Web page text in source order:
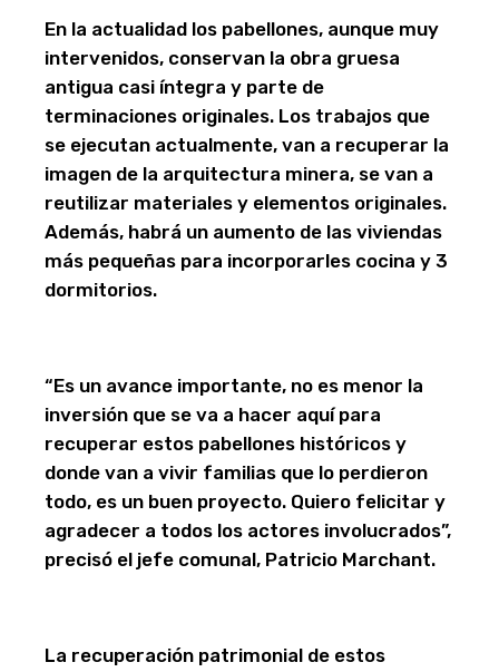
En la actualidad los pabellones, aunque muy
intervenidos, conservan la obra gruesa
antigua casi íntegra y parte de
terminaciones originales. Los trabajos que
se ejecutan actualmente, van a recuperar la
imagen de la arquitectura minera, se van a
reutilizar materiales y elementos originales.
Además, habrá un aumento de las viviendas
más pequeñas para incorporarles cocina y 3
dormitorios.
“Es un avance importante, no es menor la
inversión que se va a hacer aquí para
recuperar estos pabellones históricos y
donde van a vivir familias que lo perdieron
todo, es un buen proyecto. Quiero felicitar y
agradecer a todos los actores involucrados”,
precisó el jefe comunal, Patricio Marchant.
La recuperación patrimonial de estos